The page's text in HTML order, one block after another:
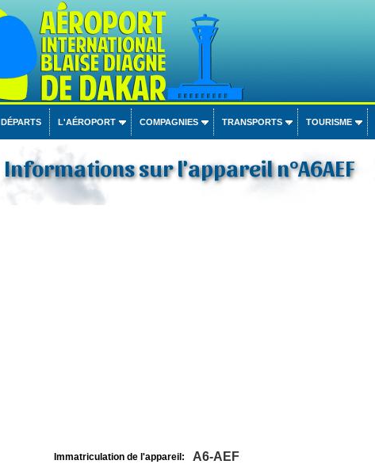
DÉPARTS L'AÉROPORT COMPAGNIES TRANSPORTS TOURISME
Informations sur l'appareil n°A6AEF
Immatriculation de l'appareil: A6-AEF